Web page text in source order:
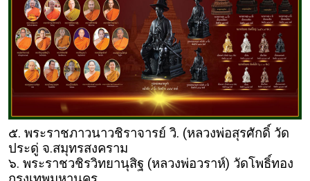
๕. พระราชภาวนาวชิราจารย์ วิ. (หลวงพ่อสุรศักดิ์ วัด
ประดู่ จ.สมุทรสงคราม
๖. พระราชวชิรวิทยานุสิฐ (หลวงพ่อวราห์) วัดโพธิ์ทอง